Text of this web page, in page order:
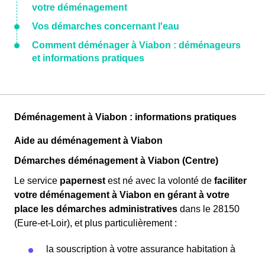
votre déménagement
Vos démarches concernant l'eau
Comment déménager à Viabon : déménageurs
et informations pratiques
Déménagement à Viabon : informations pratiques
Aide au déménagement à Viabon
Démarches déménagement à Viabon (Centre)
Le service papernest est né avec la volonté de faciliter
votre déménagement à Viabon en gérant à votre
place les démarches administratives dans le 28150
(Eure-et-Loir), et plus particulièrement :
la souscription à votre assurance habitation à